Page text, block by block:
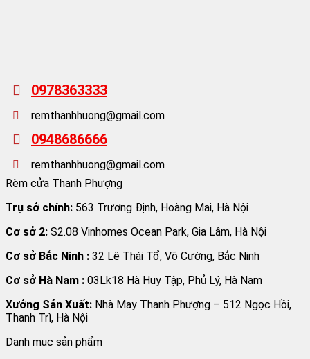
0978363333
remthanhhuong@gmail.com
0948686666
remthanhhuong@gmail.com
Rèm cửa Thanh Phượng
Trụ sở chính: 563 Trương Định, Hoàng Mai, Hà Nội
Cơ sở 2: S2.08 Vinhomes Ocean Park, Gia Lâm, Hà Nội
Cơ sở Bắc Ninh : 32 Lê Thái Tổ, Võ Cường, Bắc Ninh
Cơ sở Hà Nam : 03Lk18 Hà Huy Tập, Phủ Lý, Hà Nam
Xưởng Sản Xuất: Nhà May Thanh Phượng – 512 Ngọc Hồi,
Thanh Trì, Hà Nội
Danh mục sản phẩm